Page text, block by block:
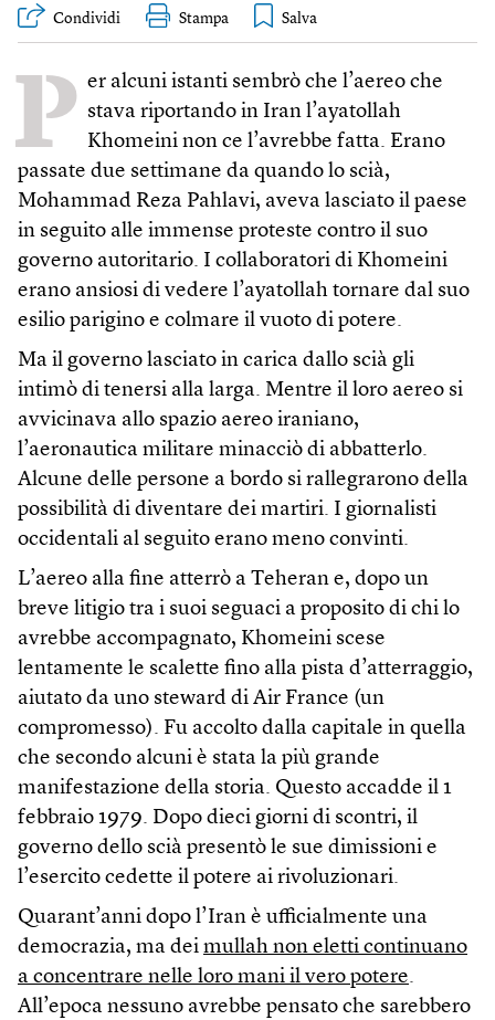
Condividi Stampa
P er alcuni istanti sembrò che l’aereo che
stava riportando in Iran l’ayatollah
Khomeini non ce l’avrebbe fatta. Erano
passate due settimane da quando lo scià,
Mohammad Reza Pahlavi, aveva lasciato il paese
in seguito alle immense proteste contro il suo
governo autoritario. I collaboratori di Khomeini
erano ansiosi di vedere l’ayatollah tornare dal suo
esilio parigino e colmare il vuoto di potere.
Ma il governo lasciato in carica dallo scià gli
intimò di tenersi alla larga. Mentre il loro aereo si
avvicinava allo spazio aereo iraniano,
l’aeronautica militare minacciò di abbatterlo.
Alcune delle persone a bordo si rallegrarono della
possibilità di diventare dei martiri. I giornalisti
occidentali al seguito erano meno convinti.
L’aereo alla fine atterrò a Teheran e, dopo un
breve litigio tra i suoi seguaci a proposito di chi lo
avrebbe accompagnato, Khomeini scese
lentamente le scalette fino alla pista d’atterraggio,
aiutato da uno steward di Air France (un
compromesso). Fu accolto dalla capitale in quella
che secondo alcuni è stata la più grande
manifestazione della storia. Questo accadde il 1
febbraio 1979. Dopo dieci giorni di scontri, il
governo dello scià presentò le sue dimissioni e
l’esercito cedette il potere ai rivoluzionari.
Quarant’anni dopo l’Iran è ufficialmente una
democrazia, ma dei mullah non eletti continuano
a concentrare nelle loro mani il vero potere.
All’epoca nessuno avrebbe pensato che sarebbero